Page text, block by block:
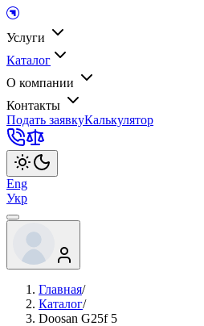
Услуги
Каталог
О компании
Контакты
Подать заявкуКалькулятор
Eng
Укр
Главная/
Каталог/
Doosan G25f 5